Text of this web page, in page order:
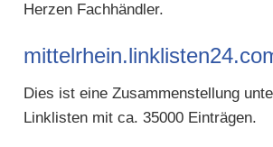
Herzen Fachhändler.
Dies ist eine Zusammenstellung
Linklisten mit ca. 35000 Einträgen.